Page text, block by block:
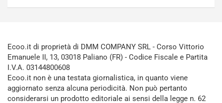
Ecoo.it di proprietà di DMM COMPANY SRL - Corso Vittorio
Emanuele II, 13, 03018 Paliano (FR) - Codice Fiscale e Partita
I.V.A. 03144800608
Ecoo.it non è una testata giornalistica, in quanto viene
aggiornato senza alcuna periodicità. Non può pertanto
considerarsi un prodotto editoriale ai sensi della legge n. 62